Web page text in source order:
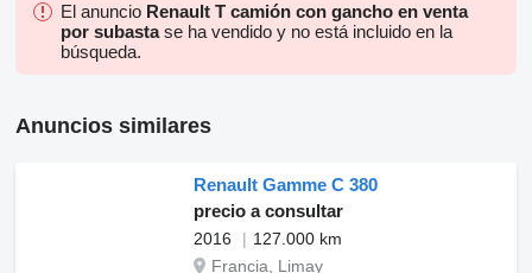
El anuncio Renault T camión con gancho en venta
por subastase ha vendido y no está incluido en la
búsqueda.
Anuncios similares
Renault Gamme C 380
precio a consultar
2016
127.000 km
Francia, Limay